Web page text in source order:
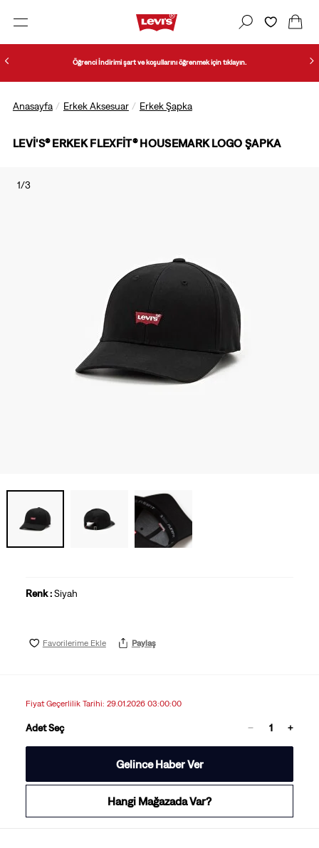
Öğrenci İndirimi şart ve koşullarını öğrenmek için tıklayın.
Anasayfa Erkek Aksesuar Erkek Şapka
LEVI'S® ERKEK FLEXFIT® HOUSEMARK LOGO ŞAPKA
1/3
Renk :Siyah
Favorilerime Ekle Paylaş
Fiyat Geçerlilik Tarihi: 29.01.2026 03:00:00
Adet Seç
Gelince Haber Ver
Hangi Mağazada Var?